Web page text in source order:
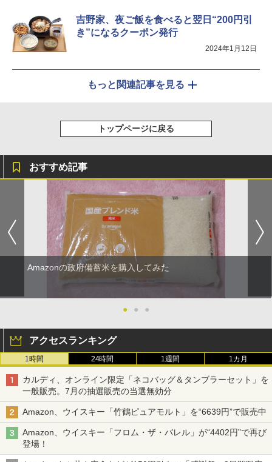
吉野家、夜ご飯を食べると翌日“200円引
き”になるクーポン発行
2024年1月12日
もっと関連記事を見る
トップページに戻る
おすすめ記事
Amazonの政府備蓄米を購入してみた
● ● ●
アクセスランキング
1時間 24時間 1週間 1カ月
カルディ、オンライン限定「ネコバッグ＆タンブラーセット」を
一般販売。7月の抽選販売の当選無効分
Amazon、ウイスキー「竹鶴ピュアモルト」を“6639円”で販売中
Amazon、ウイスキー「フロム・ザ・バレル」が“4402円”で再び
登場！